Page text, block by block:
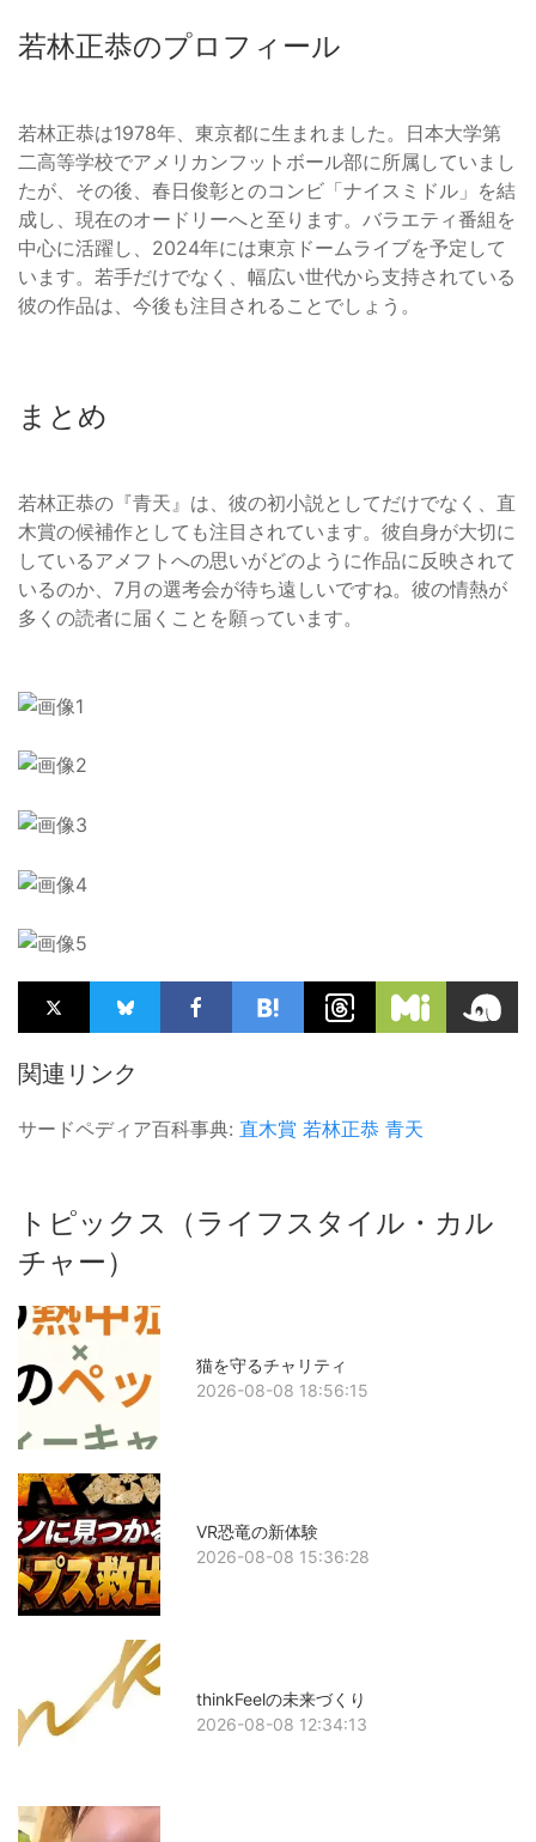
若林正恭のプロフィール
若林正恭は1978年、東京都に生まれました。日本大学第
二高等学校でアメリカンフットボール部に所属していまし
たが、その後、春日俊彰とのコンビ「ナイスミドル」を結
成し、現在のオードリーへと至ります。バラエティ番組を
中心に活躍し、2024年には東京ドームライブを予定して
います。若手だけでなく、幅広い世代から支持されている
彼の作品は、今後も注目されることでしょう。
まとめ
若林正恭の『青天』は、彼の初小説としてだけでなく、直
木賞の候補作としても注目されています。彼自身が大切に
しているアメフトへの思いがどのように作品に反映されて
いるのか、7月の選考会が待ち遠しいですね。彼の情熱が
多くの読者に届くことを願っています。
関連リンク
サードペディア百科事典: 直木賞 若林正恭 青天
トピックス（ライフスタイル・カル
チャー）
猫を守るチャリティ
2026-08-08 18:56:15
VR恐竜の新体験
2026-08-08 15:36:28
thinkFeelの未来づくり
2026-08-08 12:34:13